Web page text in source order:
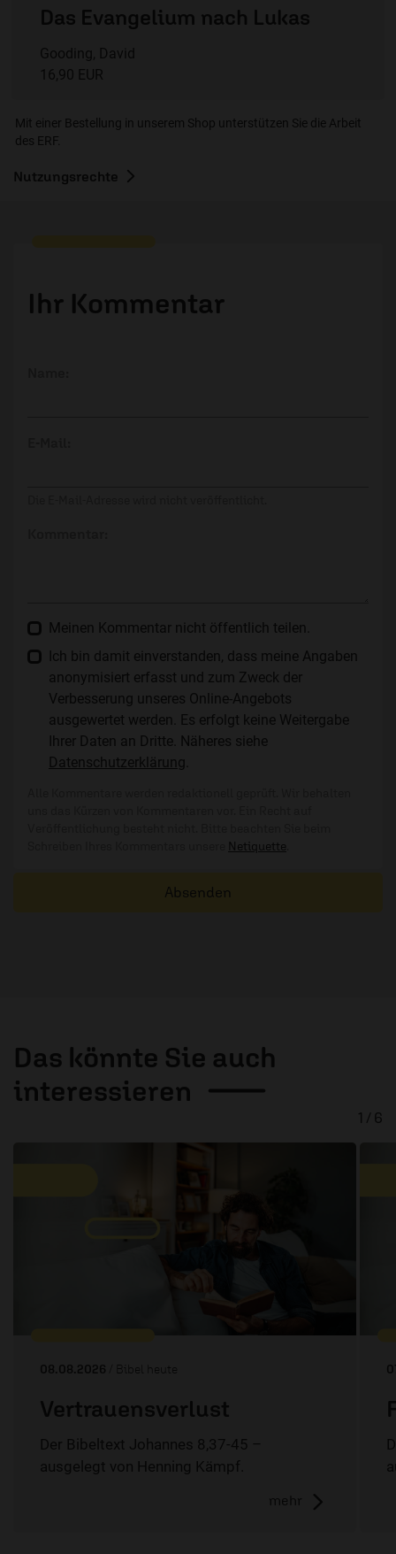
Das Evangelium nach Lukas
Gooding, David
16,90 EUR
Mit einer Bestellung in unserem Shop unterstützen Sie die Arbeit
des ERF.
Nutzungsrechte
Ihr Kommentar
Meinen Kommentar nicht öffentlich teilen.
Ich bin damit einverstanden, dass meine Angaben
anonymisiert erfasst und zum Zweck der
Verbesserung unseres Online-Angebots
ausgewertet werden. Es erfolgt keine Weitergabe
Ihrer Daten an Dritte. Näheres siehe
Datenschutzerklärung
Netiquette
Absenden
Das könnte Sie auch
interessieren
08.08.2026 / Bibel heute
Vertrauensverlust
Der Bibeltext Johannes 8,37-45 –
ausgelegt von Henning Kämpf.
mehr
1 / 6